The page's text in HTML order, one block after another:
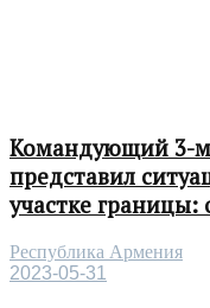
Командующий 3-
представил
участке границы:
Республика Армения
2023-05-31